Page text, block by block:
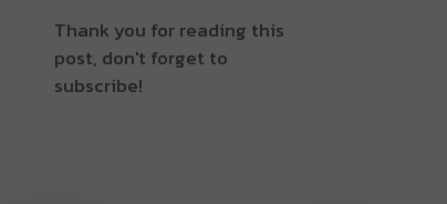
Thank you for reading this
post, don't forget to
subscribe!